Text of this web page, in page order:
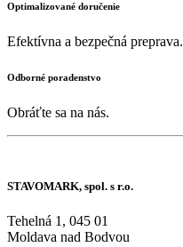
Optimalizované doručenie
Efektívna a bezpečná preprava.
Odborné poradenstvo
Obráťte sa na nás.
STAVOMARK, spol. s r.o.
Tehelná 1, 045 01
Moldava nad Bodvou